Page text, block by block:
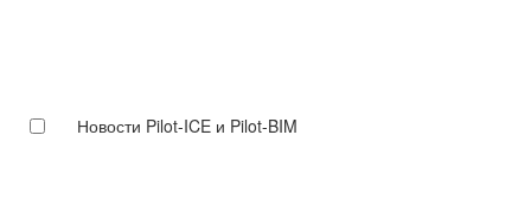
Новости Pilot-ICE и Pilot-BIM